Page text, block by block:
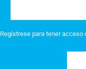
Regístrese para tener